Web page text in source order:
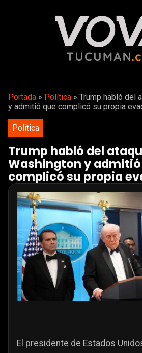
Portada » Política » Trump habló del
y admitió que complicó su propia
Política
Trump habló del
Washington y
complicó su propia
El presidente de Estados